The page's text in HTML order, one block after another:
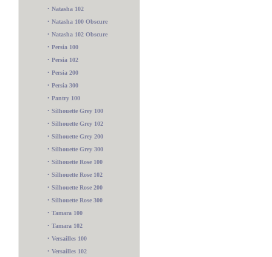
• Natasha 102
• Natasha 100 Obscure
• Natasha 102 Obscure
• Persia 100
• Persia 102
• Persia 200
• Persia 300
• Pantry 100
• Silhouette Grey 100
• Silhouette Grey 102
• Silhouette Grey 200
• Silhouette Grey 300
• Silhouette Rose 100
• Silhouette Rose 102
• Silhouette Rose 200
• Silhouette Rose 300
• Tamara 100
• Tamara 102
• Versailles 100
• Versailles 102